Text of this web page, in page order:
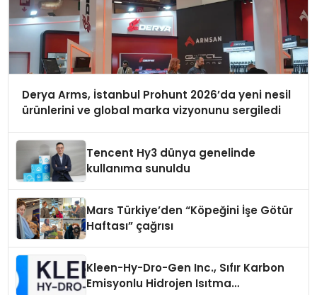
Derya Arms, İstanbul Prohunt 2026’da yeni nesil
ürünlerini ve global marka vizyonunu sergiledi
Tencent Hy3 dünya genelinde
kullanıma sunuldu
Mars Türkiye’den “Köpeğini İşe Götür
Haftası” çağrısı
Kleen-Hy-Dro-Gen Inc., Sıfır Karbon
Emisyonlu Hidrojen Isıtma